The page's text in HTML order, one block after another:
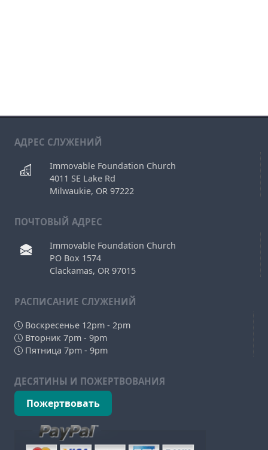
АДРЕС СЛУЖЕНИЙ
Immovable Foundation Church
4011 SE Lake Rd
Milwaukie, OR 97222
ПОЧТОВЫЙ АДРЕС
Immovable Foundation Church
PO Box 1574
Clackamas, OR 97015
РAСПИСАНИЕ СЛУЖЕНИЙ
Воскресенье 12pm - 2pm
Вторник 7pm - 9pm
Пятница 7pm - 9pm
ДЕСЯТИНЫ И ПОЖЕРТВОВАНИЯ
Пожертвовать